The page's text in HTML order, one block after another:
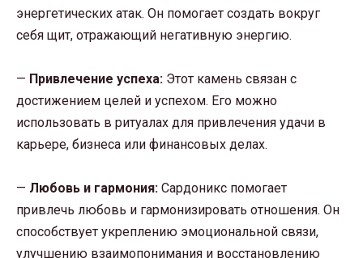
энергетических атак. Он помогает создать вокруг
себя щит, отражающий негативную энергию.
— Привлечение успеха: Этот камень связан с
достижением целей и успехом. Его можно
использовать в ритуалах для привлечения удачи в
карьере, бизнеса или финансовых делах.
— Любовь и гармония: Сардоникс помогает
привлечь любовь и гармонизировать отношения. Он
способствует укреплению эмоциональной связи,
улучшению взаимопонимания и восстановлению